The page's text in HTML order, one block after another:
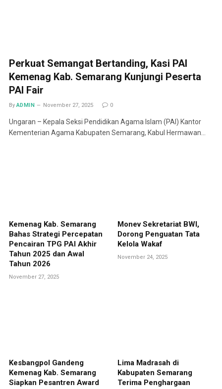
Perkuat Semangat Bertanding, Kasi PAI
Kemenag Kab. Semarang Kunjungi Peserta
PAI Fair
By ADMIN November 27, 2025 0
Ungaran – Kepala Seksi Pendidikan Agama Islam (PAI) Kantor
Kementerian Agama Kabupaten Semarang, Kabul Hermawan…
Kemenag Kab. Semarang
Bahas Strategi Percepatan
Pencairan TPG PAI Akhir
Tahun 2025 dan Awal
Tahun 2026
November 27, 2025
Monev Sekretariat BWI,
Dorong Penguatan Tata
Kelola Wakaf
November 24, 2025
Kesbangpol Gandeng
Kemenag Kab. Semarang
Siapkan Pesantren Award
Lima Madrasah di
Kabupaten Semarang
Terima Penghargaan